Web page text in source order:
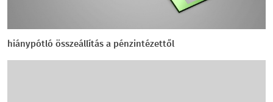
hiánypótló összeállítás a pénzintézettől